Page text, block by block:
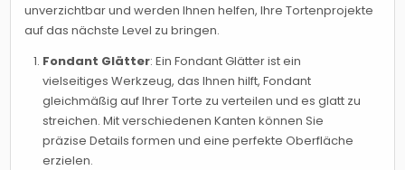
unverzichtbar und werden Ihnen helfen, Ihre Tortenprojekte
auf das nächste Level zu bringen.
Fondant Glätter: Ein Fondant Glätter ist ein
vielseitiges Werkzeug, das Ihnen hilft, Fondant
gleichmäßig auf Ihrer Torte zu verteilen und es glatt zu
streichen. Mit verschiedenen Kanten können Sie
präzise Details formen und eine perfekte Oberfläche
erzielen.